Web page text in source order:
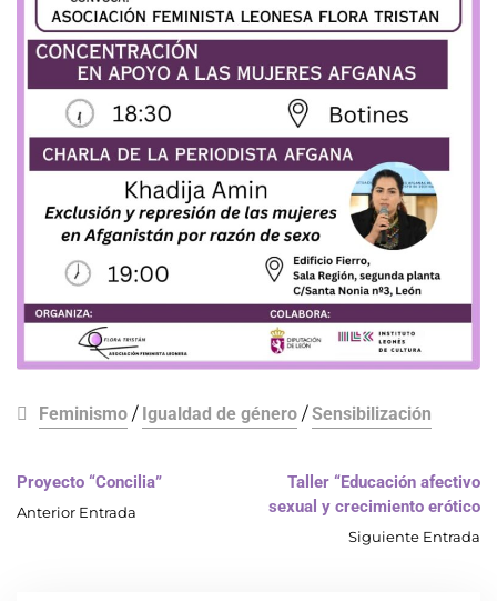
Feminismo / Igualdad de género /Sensibilización
Proyecto “Concilia”
Anterior Entrada
Taller “Educación afectivo
sexual y crecimiento erótico
Siguiente Entrada